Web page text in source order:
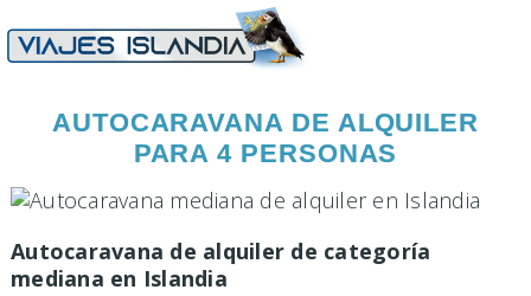
AUTOCARAVANA DE ALQUILER
PARA 4 PERSONAS
Autocaravana de alquiler de categoría
mediana en Islandia